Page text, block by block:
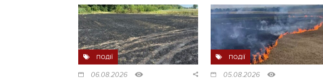
ПОДІЇ
06.08.2026
ПОДІЇ
05.08.2026